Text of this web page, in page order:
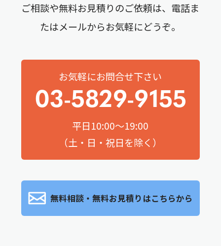
ご相談や無料お見積りのご依頼は、電話ま
たはメールからお気軽にどうぞ。
お気軽にお問合せ下さい
03-5829-9155
平日10:00～19:00
（土・日・祝日を除く）
無料相談・無料お見積りはこちらから